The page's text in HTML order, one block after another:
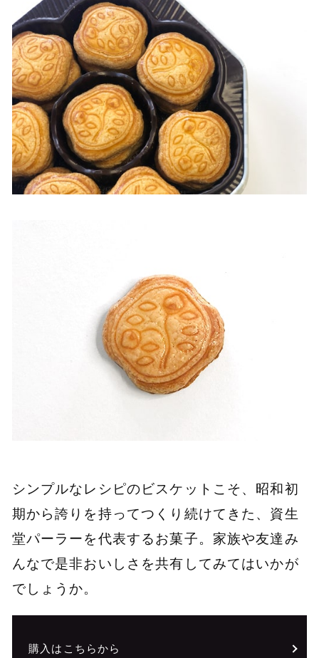
シンプルなレシピのビスケットこそ、昭和初
期から誇りを持ってつくり続けてきた、資生
堂パーラーを代表するお菓子。家族や友達み
んなで是非おいしさを共有してみてはいかが
でしょうか。
購入はこちらから